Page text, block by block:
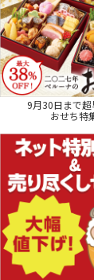
9月30日まで超
おせち特